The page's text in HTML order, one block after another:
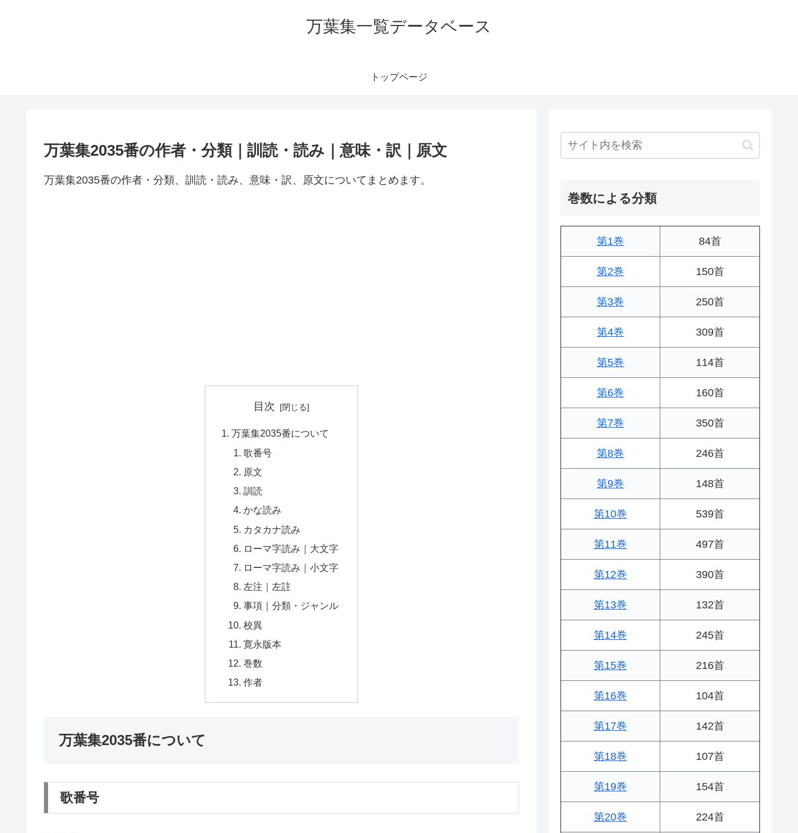
万葉集一覧データベース
トップページ
万葉集2035番の作者・分類｜訓読・読み｜意味・訳｜原文
万葉集2035番の作者・分類、訓読・読み、意味・訳、原文についてまとめます。
目次
万葉集2035番について
歌番号
原文
訓読
かな読み
カタカナ読み
ローマ字読み｜大文字
ローマ字読み｜小文字
左注｜左註
事項｜分類・ジャンル
校異
寛永版本
巻数
作者
万葉集2035番について
歌番号
巻数による分類
第1巻 84首
第2巻 150首
第3巻 250首
第4巻 309首
第5巻 114首
第6巻 160首
第7巻 350首
第8巻 246首
第9巻 148首
第10巻 539首
第11巻 497首
第12巻 390首
第13巻 132首
第14巻 245首
第15巻 216首
第16巻 104首
第17巻 142首
第18巻 107首
第19巻 154首
第20巻 224首